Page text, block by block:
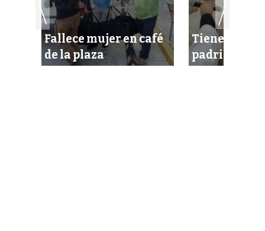
Fallece mujer en café
de la plaza
Tiene
padrinos de